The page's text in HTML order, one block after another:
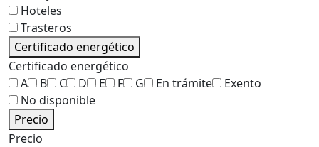
Hoteles
Trasteros
Certificado energético
Certificado energético
A
B C D E F G En trámite
Exento
No disponible
Precio
Precio